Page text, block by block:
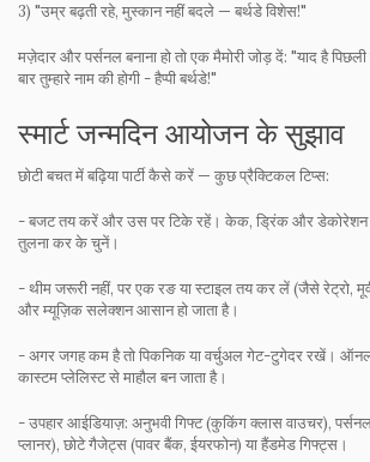
3) "उम्र बढ़ती रहे, मुस्कान नहीं बदले — बर्थडे विशेस!"
मज़ेदार और पर्सनल बनाना हो तो एक मैमोरी जोड़ दें: "याद है
बार तुम्हारे नाम की होगी - हैप्पी बर्थडे!"
स्मार्ट जन्मदिन आयोजन के सुझाव
छोटी बचत में बढ़िया पार्टी कैसे करें — कुछ प्रैक्टिकल टिप्स:
- बजट तय करें और उस पर टिके रहें। केक, ड्रिंक और
तुलना कर के चुनें।
- थीम जरूरी नहीं, पर एक रङ या स्टाइल तय कर लें (जैसे रेट्रो,
और म्यूज़िक सलेक्शन आसान हो जाता है।
- अगर जगह कम है तो पिकनिक या वर्चुअल गेट-टुगेदर रखें।
कास्टम प्लेलिस्ट से माहौल बन जाता है।
- उपहार आईडियाज़: अनुभवी गिफ्ट (कुकिंग क्लास वाउचर),
प्लानर), छोटे गैजेट्स (पावर बैंक, ईयरफोन) या हैंडमेड गिफ्ट्स।